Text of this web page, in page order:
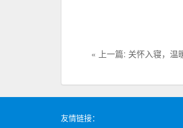
« 上一篇: 关怀入寝，温
友情链接：